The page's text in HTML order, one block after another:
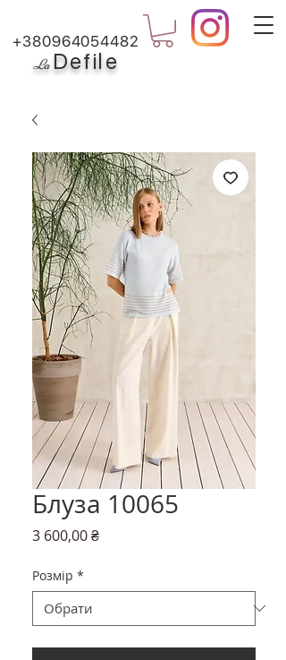
La Defile
+380964054482
Блуза 10065
3 600,00 ₴Ціна
Розмір *